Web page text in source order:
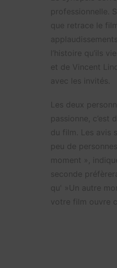
professionnelle.
que retrace le
l’histoire qu’ils
et de Vincent
avec les invités.
Les deux
passionne, c’est
du film. Les avis
peu de
moment »,
seconde
qu' »Un autre
votre film ouvre